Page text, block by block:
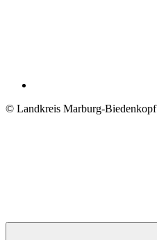
© Landkreis Marburg-Biedenkopf